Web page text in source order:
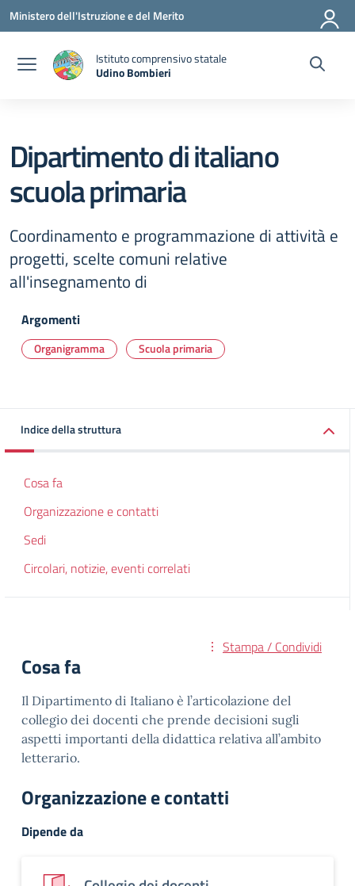
Vai ai contenuti
Vai al menu di navigazione
Vai al footer
Ministero dell'Istruzione e del Merito
Istituto comprensivo statale
Udino Bombieri
Dipartimento di italiano
scuola primaria
Coordinamento e programmazione di attività e
progetti, scelte comuni relative
all'insegnamento di
Argomenti
Organigramma Scuola primaria
Indice della struttura
Cosa fa
Organizzazione e contatti
Sedi
Circolari, notizie, eventi correlati
Stampa / Condividi
Cosa fa
Il Dipartimento di Italiano è l’articolazione del
collegio dei docenti che prende decisioni sugli
aspetti importanti della didattica relativa all’ambito
letterario.
Organizzazione e contatti
Dipende da